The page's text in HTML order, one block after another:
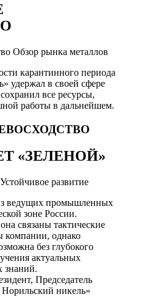
Обзор рынка металлов
карантинного периода
удержал в своей сфере
все ресурсы,
работы в дальнейшем.
«ЗЕЛЕНОЙ»
Устойчивое развитие
ведущих промышленных
зоне России.
связаны тактические
компании, однако
без глубокого
актуальных
знаний.
Председатель
никель»